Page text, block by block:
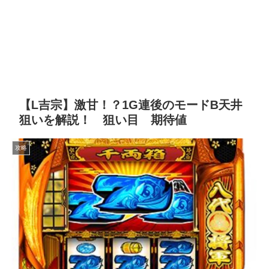
【L吉宗】激甘！？1G連後のモードB天井
狙いを解説！ 狙い目 期待値
攻略